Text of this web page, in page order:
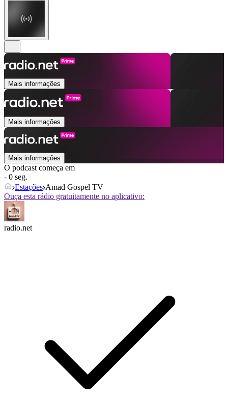
Mais informações
Mais informações
Mais informações
O podcast começa em
- 0 seg.
Estações Amad Gospel TV
Ouça esta rádio gratuitamente no aplicativo:
radio.net